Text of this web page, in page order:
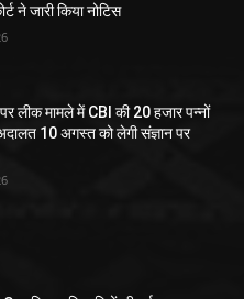
ने जारी किया नोटिस
लीक मामले में CBI की 20 हजार पन्नों
10 अगस्त को लेगी संज्ञान पर